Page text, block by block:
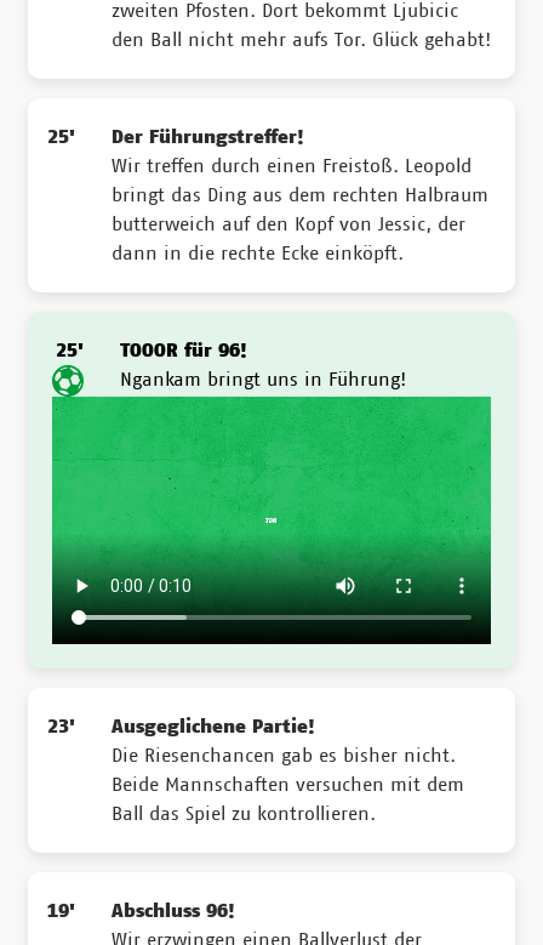
zweiten Pfosten. Dort bekommt Ljubicic
den Ball nicht mehr aufs Tor. Glück gehabt!
25'
Der Führungstreffer!
Wir treffen durch einen Freistoß. Leopold
bringt das Ding aus dem rechten Halbraum
butterweich auf den Kopf von Jessic, der
dann in die rechte Ecke einköpft.
25'
TOOOR für 96!
Ngankam bringt uns in Führung!
23'
Ausgeglichene Partie!
Die Riesenchancen gab es bisher nicht.
Beide Mannschaften versuchen mit dem
Ball das Spiel zu kontrollieren.
19'
Abschluss 96!
Wir erzwingen einen Ballverlust der